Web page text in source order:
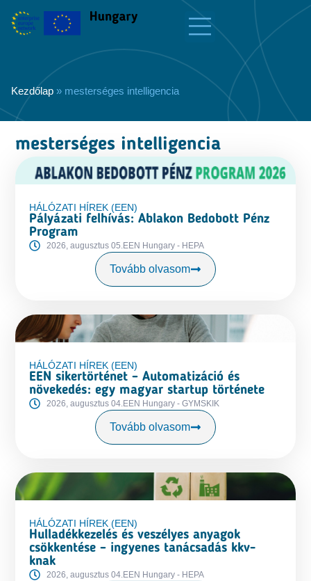
Kezdőlap » mesterséges intelligencia
mesterséges intelligencia
HÁLÓZATI HÍREK (EEN)
Pályázati felhívás: Ablakon Bedobott Pénz
Program
2026, augusztus 05.EEN Hungary - HEPA
Tovább olvasom
HÁLÓZATI HÍREK (EEN)
EEN sikertörténet – Automatizáció és
növekedés: egy magyar startup története
2026, augusztus 04.EEN Hungary - GYMSKIK
Tovább olvasom
HÁLÓZATI HÍREK (EEN)
Hulladékkezelés és veszélyes anyagok
csökkentése – ingyenes tanácsadás kkv-
knak
2026, augusztus 04.EEN Hungary - HEPA